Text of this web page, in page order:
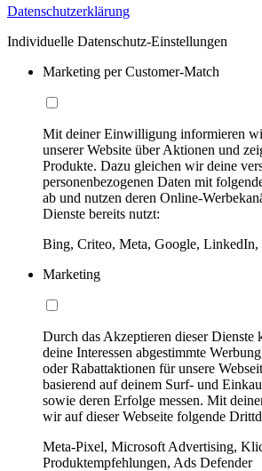
Datenschutzerklärung
Individuelle Datenschutz-Einstellungen
Marketing per Customer-Match
Mit deiner Einwilligung informieren
unserer Website über Aktionen und
Produkte. Dazu gleichen wir deine
personenbezogenen Daten mit
ab und nutzen deren Online-
Dienste bereits nutzt:
Bing, Criteo, Meta, Google, LinkedIn,
Marketing
Durch das Akzeptieren dieser Dienste
deine Interessen abgestimmte
oder Rabattaktionen für unsere
basierend auf deinem Surf- und
sowie deren Erfolge messen. Mit
wir auf dieser Webseite folgende
Meta-Pixel, Microsoft Advertising,
Produktempfehlungen, Ads Defender